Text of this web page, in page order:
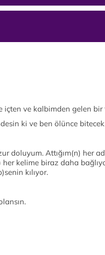
içten ve kalbimden gelen bir
ki ve ben ölünce bitecek
doluyum. Attığım(n) her
kelime biraz daha
kılıyor.